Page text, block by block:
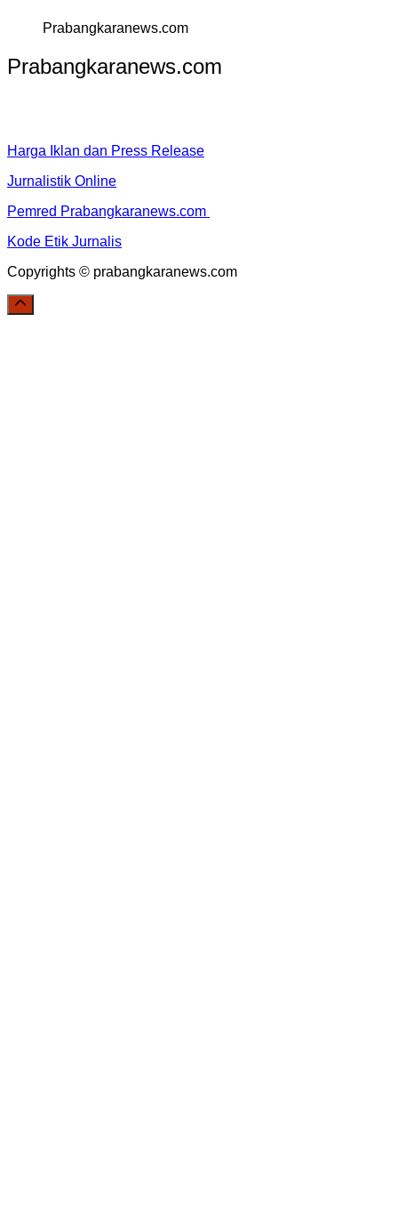
Prabangkaranews.com
Prabangkaranews.com
Harga Iklan dan Press Release
Jurnalistik Online
Pemred Prabangkaranews.com
Kode Etik Jurnalis
Copyrights © prabangkaranews.com